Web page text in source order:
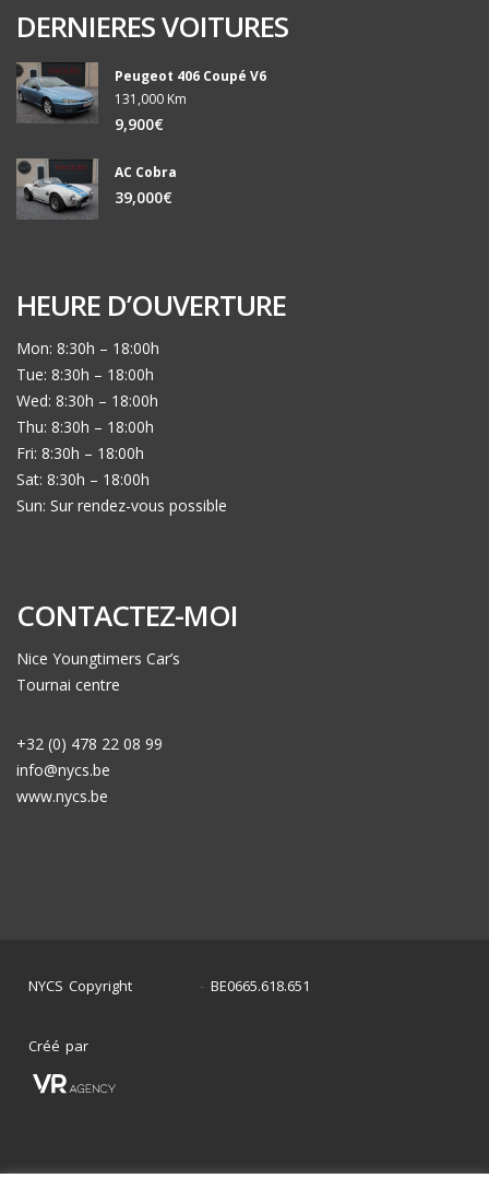
DERNIERES VOITURES
Peugeot 406 Coupé V6
131,000 Km
9,900€
AC Cobra
39,000€
HEURE D’OUVERTURE
Mon: 8:30h – 18:00h
Tue: 8:30h – 18:00h
Wed: 8:30h – 18:00h
Thu: 8:30h – 18:00h
Fri: 8:30h – 18:00h
Sat: 8:30h – 18:00h
Sun: Sur rendez-vous possible
CONTACTEZ-MOI
Nice Youngtimers Car’s
Tournai centre
+32 (0) 478 22 08 99
info@nycs.be
www.nycs.be
NYCS Copyright - BE0665.618.651
Créé par